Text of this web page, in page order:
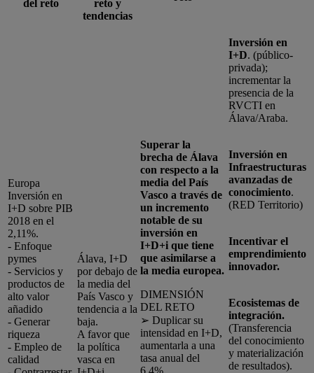
del reto
reto y
tendencias
Europa
Inversión en
I+D sobre PIB
2018 en el
2,11%.
- Enfoque
pymes
- Servicios y
productos de
alto valor
añadido
- Generar
riqueza
- Empleo de
calidad
Álava, I+D
por debajo de
la media del
País Vasco y
tendencia a la
baja.
A favor que
la política
vasca en
Superar la
brecha de Álava
con respecto a la
media del País
Vasco a través de
un incremento
notable de su
inversión en
I+D+i que tiene
que asimilarse a
la media europea.
DIMENSIÓN
DEL RETO
➢ Duplicar su
intensidad en I+D,
aumentarla a una
tasa anual del
Inversión en
I+D. (público-
privada);
incrementar la
presencia de la
RVCTI en
Álava/Araba.
Inversión en
Infraestructuras
avanzadas de
conocimiento.
(RED Territorio)
Incentivar el
emprendimiento
innovador.
Ecosistemas de
integración.
(Transferencia
del conocimiento
y materialización
de resultados).